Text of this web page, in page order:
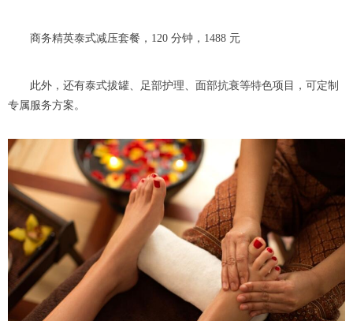
商务精英泰式减压套餐，120 分钟，1488 元
此外，还有泰式拔罐、足部护理、面部抗衰等特色项目，可定制
专属服务方案。